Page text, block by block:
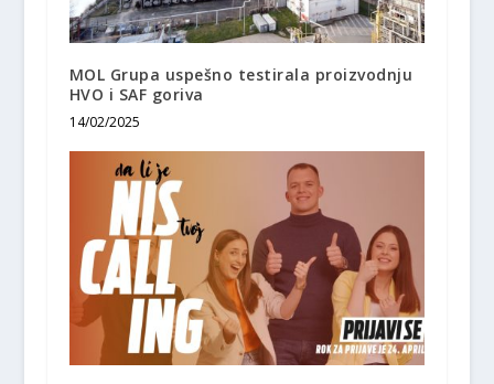
MOL Grupa uspešno testirala proizvodnju
HVO i SAF goriva
14/02/2025